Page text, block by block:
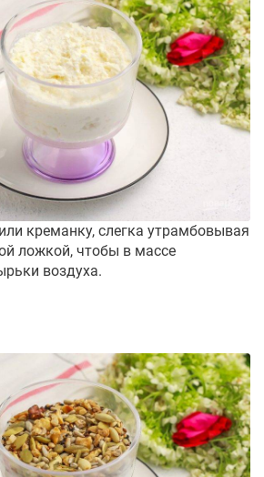
креманку, слегка утрамбовывая
ложкой, чтобы в массе
воздуха.